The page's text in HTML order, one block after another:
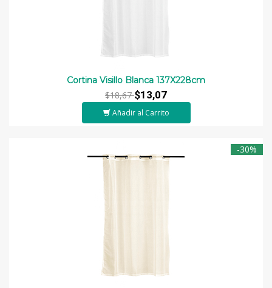
Cortina Visillo Blanca 137X228cm
$18,67$13,07
Añadir al Carrito
-30%